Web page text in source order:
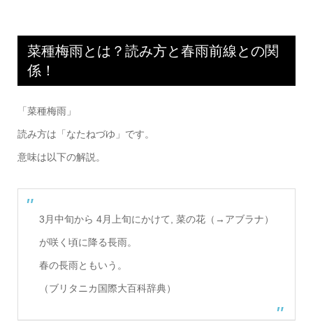
菜種梅雨とは？読み方と春雨前線との関
係！
「菜種梅雨」
読み方は「なたねづゆ」です。
意味は以下の解説。
3月中旬から 4月上旬にかけて, 菜の花（→アブラナ）
が咲く頃に降る長雨。
春の長雨ともいう。
（ブリタニカ国際大百科辞典）